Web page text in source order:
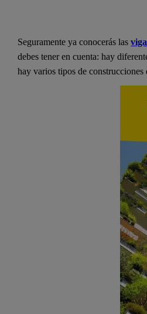
Seguramente ya conocerás las
debes tener en cuenta: hay
hay varios tipos de construcciones